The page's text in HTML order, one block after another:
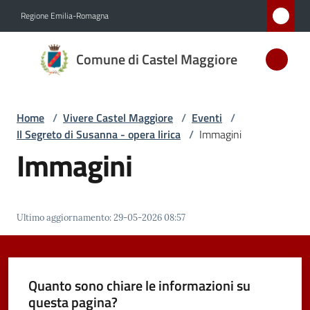
Regione Emilia-Romagna
Comune di Castel Maggiore
Comune
di Castel
D'ARGENTO
AL MERITO
Amministrazione
Novità
Servizi
Home / Vivere Castel Maggiore / Eventi /
Il Segreto di Susanna - opera lirica / Immagini
Immagini
Ultimo aggiornamento:29-05-2026 08:57
Quanto sono chiare le informazioni su
questa pagina?